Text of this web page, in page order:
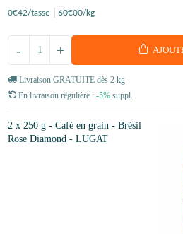
0€42/tasse 60€00/kg
+
-
Livraison GRATUITE dès 2 kg
En livraison régulière : -5% suppl.
2 x 250 g - Café en grain - Brésil
Rose Diamond - LUGAT